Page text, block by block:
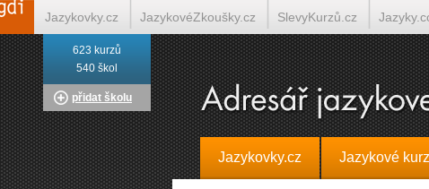
Jazykovky.cz Jazykové
623 kurzů
540 škol
přidat školu
Jazykovky.cz JazykovéZkoušky.cz SlevyKurzů.cz
Italština on-line Tlumočení-Překlady.cz Překládá.cz